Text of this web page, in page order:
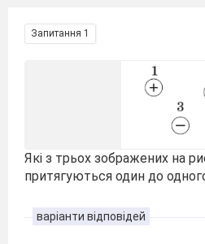
Запитання 1
Які з трьох зображених на
притягуються один до
варіанти відповідей